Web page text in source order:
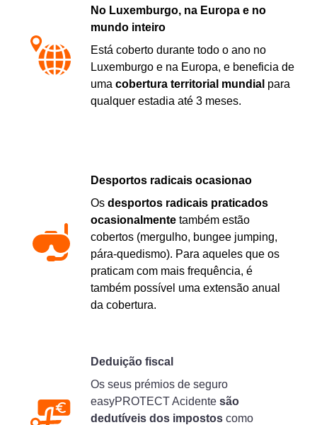
No Luxemburgo, na Europa e no
mundo inteiro
Está coberto durante todo o ano no
Luxemburgo e na Europa, e beneficia de
uma cobertura territorial mundial para
qualquer estadia até 3 meses.
Desportos radicais ocasionao
Os desportos radicais praticados
ocasionalmente também estão
cobertos (mergulho, bungee jumping,
pára-quedismo). Para aqueles que os
praticam com mais frequência, é
também possível uma extensão anual
da cobertura.
Deduição fiscal
Os seus prémios de seguro
easyPROTECT Acidente são
dedutíveis dos impostos como